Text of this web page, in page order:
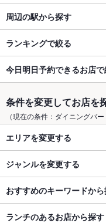
周辺の駅から探す
ランキングで絞る
今日明日予約できるお店で
条件を変更してお店を
（現在の条件：ダイニングバー
エリアを変更する
ジャンルを変更する
おすすめのキーワードか
ランチのあるお店から探す